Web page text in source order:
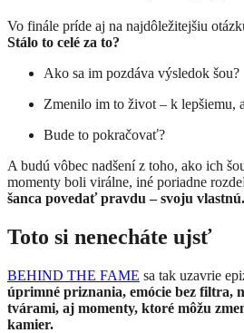
Vo finále príde aj na najdôležitejšiu
Stálo to celé za to?
Ako sa im pozdáva výsledok šou?
Zmenilo im to život – k lepšiemu,
Bude to pokračovať?
A budú vôbec nadšení z toho, ako ich
momenty boli virálne, iné poriadne
šanca povedať pravdu – svoju vlastnú.
Toto si nenecháte ujsť
BEHIND THE FAME sa tak uzavrie
úprimné priznania, emócie bez filtra,
tvárami, aj momenty, ktoré môžu
kamier.